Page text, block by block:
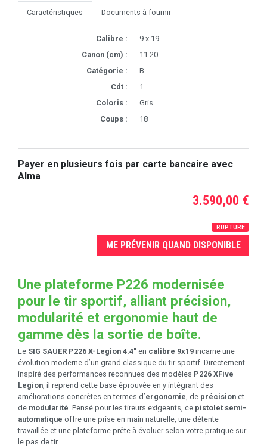
Caractéristiques Documents à fournir
Calibre :
9 x 19
Canon (cm) :
11.20
Catégorie :
B
Cdt :
1
Coloris :
Gris
Coups :
18
Payer en plusieurs fois par carte bancaire avec
Alma
3.590,00 €
RUPTURE
ME PRÉVENIR QUAND DISPONIBLE
Une plateforme P226 modernisée
pour le tir sportif, alliant précision,
modularité et ergonomie haut de
gamme dès la sortie de boîte.
Le SIG SAUER P226 X-Legion 4.4" en calibre 9x19 incarne une
évolution moderne d’un grand classique du tir sportif. Directement
inspiré des performances reconnues des modèles P226 XFive
Legion , il reprend cette base éprouvée en y intégrant des
améliorations concrètes en termes d’ergonomie , de précision et
de modularité . Pensé pour les tireurs exigeants, ce pistolet semi-
automatique offre une prise en main naturelle, une détente
travaillée et une plateforme prête à évoluer selon votre pratique sur
le pas de tir.